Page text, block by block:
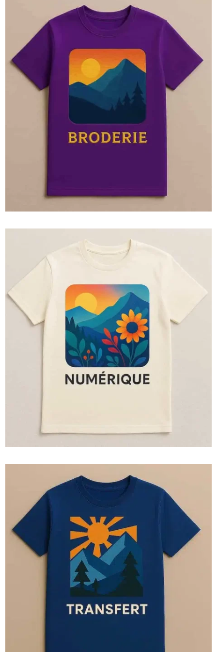
🎨Sérigraphie
La sérigraphie textile permet des couleurs intenses
et éclatantes, avec un rendu net et un toucher
agréable. Parfaite pour les grandes séries, elle
garantit une personnalisation durable, de qualité, à la
fois efficace et économique.

La broderie textile apporte du relief et une touche
d’élégance à vos textiles, pour un rendu soigné,
professionnel et durable. Idéale pour une finition haut de
gamme, elle valorise chaque détail de votre logo ou visuel.

🖨️ Numérique
L’impression numérique est parfaite pour les textiles
clairs, cette technique permet une impression haute
définition aux nuances infinies. Elle garantit un rendu
souple, précis et fidèle à votre visuel, même dans
ses moindres détails.